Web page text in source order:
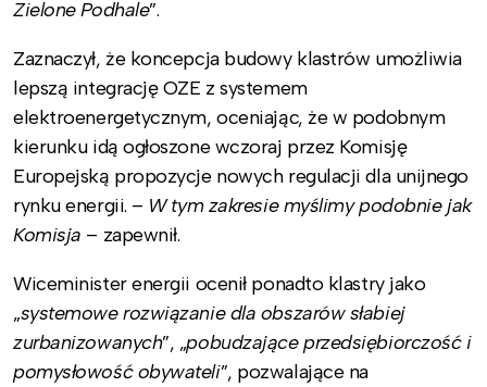
Zielone Podhale”.
Zaznaczył, że koncepcja budowy klastrów umożliwia
lepszą integrację OZE z systemem
elektroenergetycznym, oceniając, że w podobnym
kierunku idą ogłoszone wczoraj przez Komisję
Europejską propozycje nowych regulacji dla unijnego
rynku energii. – W tym zakresie myślimy podobnie jak
Komisja – zapewnił.
Wiceminister energii ocenił ponadto klastry jako
„systemowe rozwiązanie dla obszarów słabiej
zurbanizowanych”, „pobudzające przedsiębiorczość i
pomysłowość obywateli”, pozwalające na